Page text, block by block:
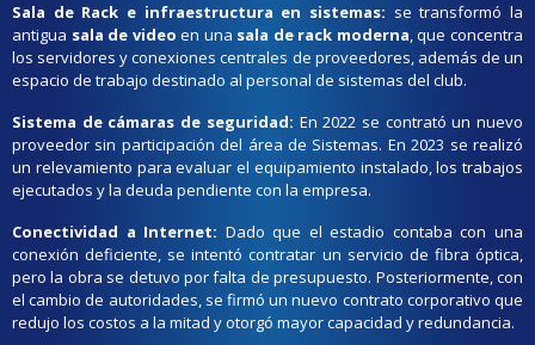
Sala de Rack e infraestructura en sistemas: se transformó la
antigua sala de video en una sala de rack moderna, que concentra
los servidores y conexiones centrales de proveedores, además de un
espacio de trabajo destinado al personal de sistemas del club.
Sistema de cámaras de seguridad: En 2022 se contrató un nuevo
proveedor sin participación del área de Sistemas. En 2023 se realizó
un relevamiento para evaluar el equipamiento instalado, los trabajos
ejecutados y la deuda pendiente con la empresa.
Conectividad a Internet: Dado que el estadio contaba con una
conexión deficiente, se intentó contratar un servicio de fibra óptica,
pero la obra se detuvo por falta de presupuesto. Posteriormente, con
el cambio de autoridades, se firmó un nuevo contrato corporativo que
redujo los costos a la mitad y otorgó mayor capacidad y redundancia.